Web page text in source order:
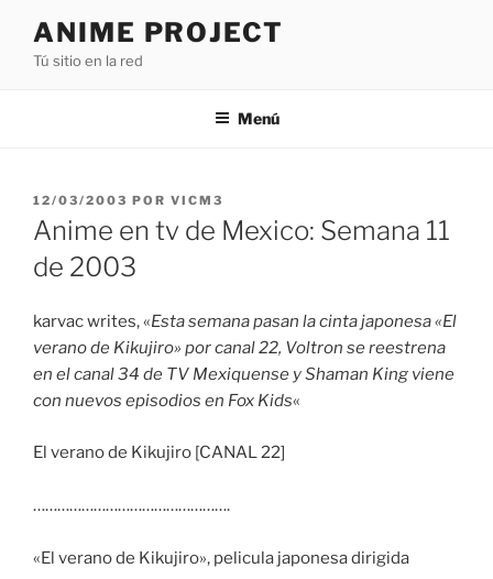
contenido
ANIME PROJECT
Tú sitio en la red
Menú
PUBLICADO
EL
12/03/2003 POR VICM3
Anime en tv de Mexico: Semana 11
de 2003
karvac writes, «Esta semana pasan la cinta japonesa «El
verano de Kikujiro» por canal 22, Voltron se reestrena
en el canal 34 de TV Mexiquense y Shaman King viene
con nuevos episodios en Fox Kids«
El verano de Kikujiro [CANAL 22]
………………………………………….
«El verano de Kikujiro», pelicula japonesa dirigida